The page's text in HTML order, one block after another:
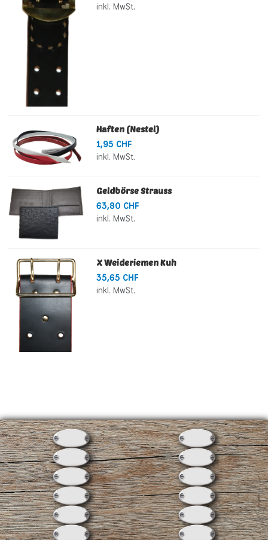
inkl. MwSt.
Haften (Nestel)
1,95 CHF
inkl. MwSt.
Geldbörse Strauss
63,80 CHF
inkl. MwSt.
X Weideriemen Kuh
35,65 CHF
inkl. MwSt.